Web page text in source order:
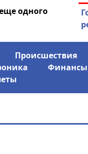
одного
Происшествия
Финансы